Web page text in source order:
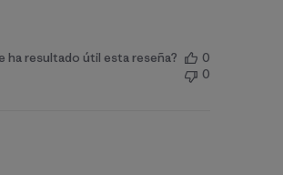
ha resultado útil esta reseña?
0
0